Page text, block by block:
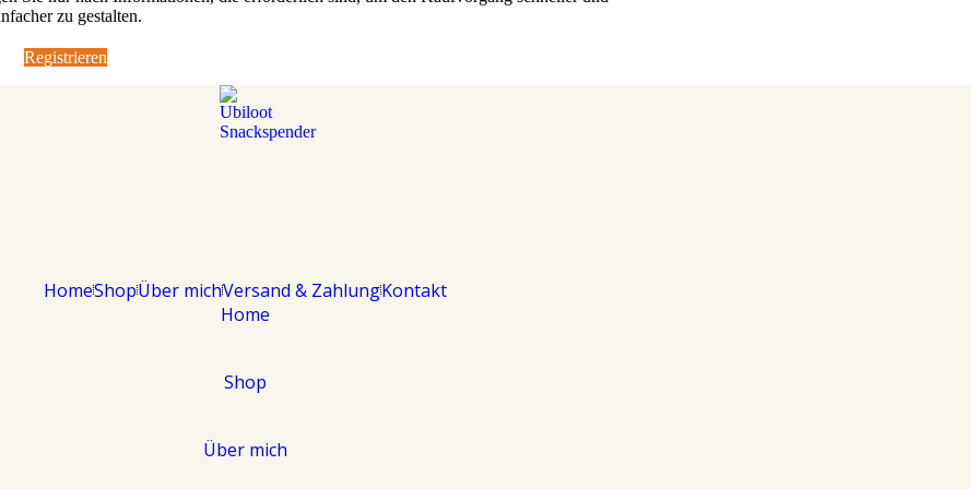
zu gestalten.
Registrieren
HomeShopÜber michVersand & ZahlungKontakt
Home
Shop
Über mich